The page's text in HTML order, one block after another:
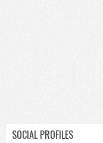
SOCIAL PROFILES